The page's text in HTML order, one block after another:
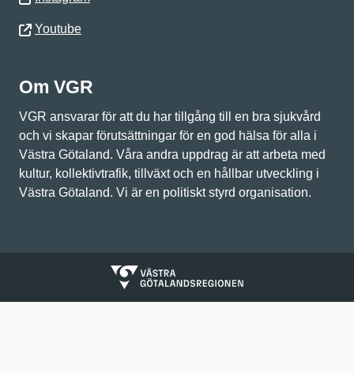
Youtube
Om VGR
VGR ansvarar för att du har tillgång till en bra sjukvård
och vi skapar förutsättningar för en god hälsa för alla i
Västra Götaland. Våra andra uppdrag är att arbeta med
kultur, kollektivtrafik, tillväxt och en hållbar utveckling i
Västra Götaland. Vi är en politiskt styrd organisation.